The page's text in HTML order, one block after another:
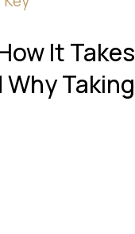
It Takes
Why Taking